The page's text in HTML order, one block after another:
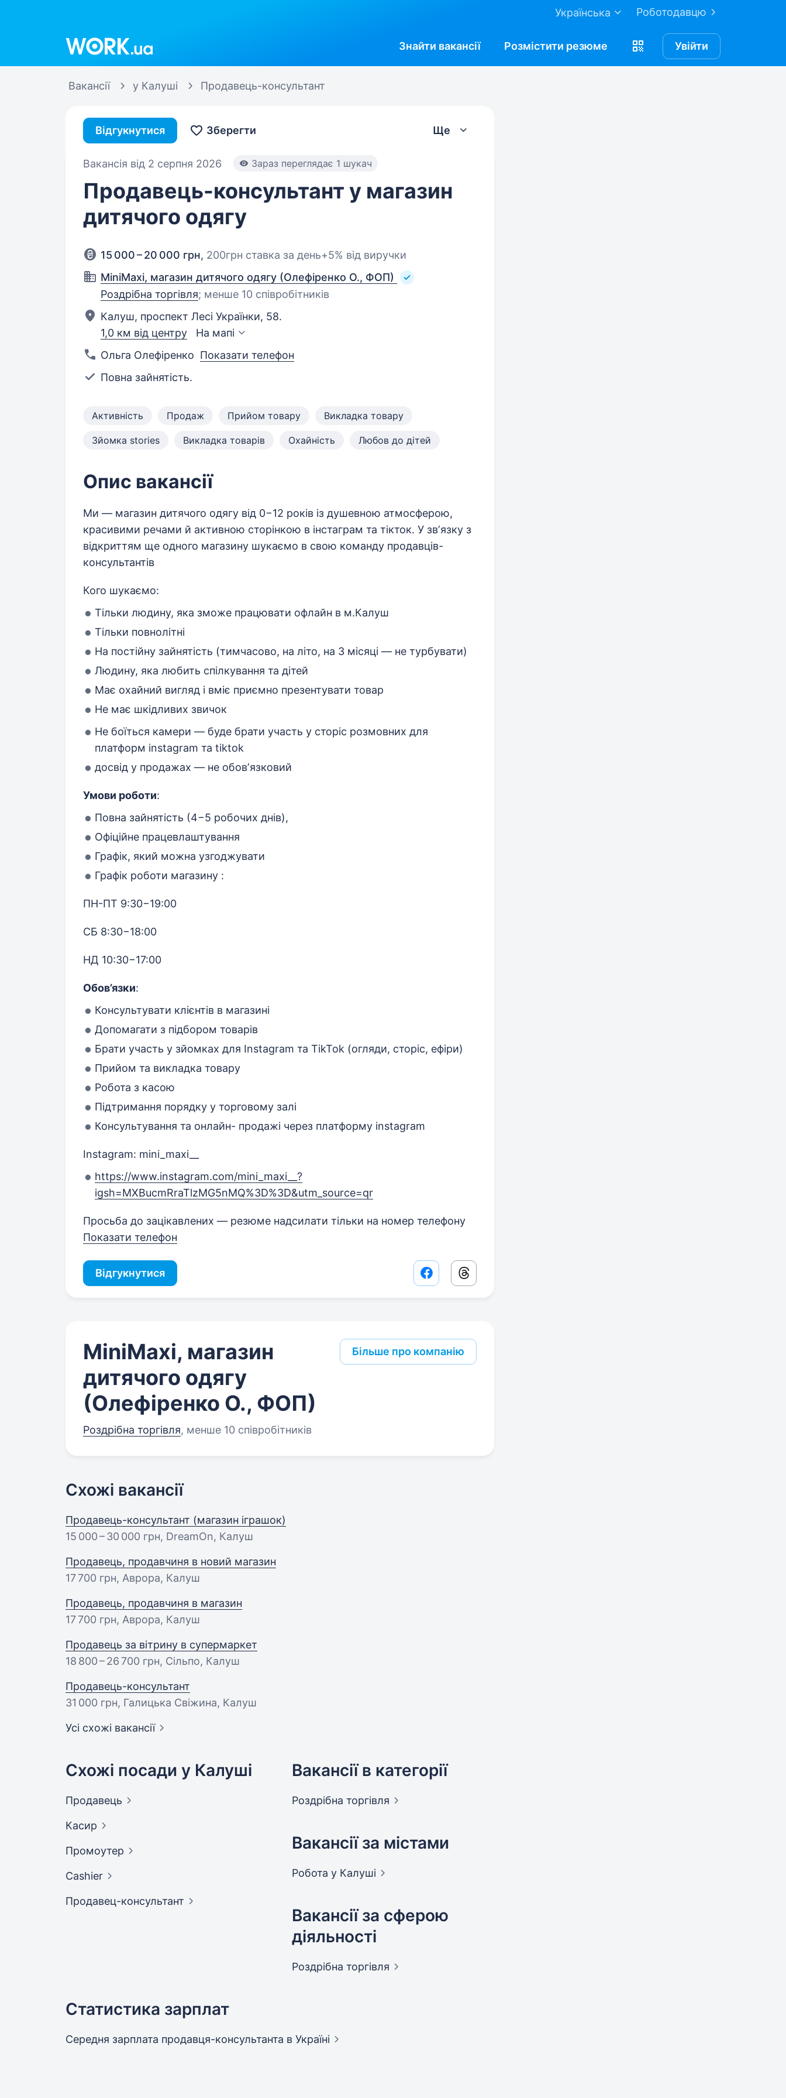
Роботодавцю
Українська
Знайти вакансії Розмістити резюме Увійти
Вакансії у Калуші Продавець-консультант
Відгукнутися Зберегти Ще
Вакансія від 2 серпня 2026 Зараз переглядає 1 шукач
Продавець-консультант у магазин
дитячого одягу
15 000 – 20 000 грн, 200грн ставка за день+5% від виручки
MiniMaxi, магазин дитячого одягу (Олефіренко О., ФОП)
Роздрібна торгівля; менше 10 співробітників
Калуш, проспект Лесі Українки, 58.
1,0 км від центру
На мапі
Ольга Олефіренко Показати телефон
Повна зайнятість.
Активність Продаж Прийом товару Викладка товару
Зйомка stories Викладка товарів Охайність Любов до дітей
Опис вакансії
Ми — магазин дитячого одягу від 0−12 років із душевною атмосферою,
красивими речами й активною сторінкою в інстаграм та тікток. У звʼязку з
відкриттям ще одного магазину шукаємо в свою команду продавців-
консультантів
Кого шукаємо:
Тільки людину, яка зможе працювати офлайн в м.Калуш
Тільки повнолітні
На постійну зайнятість (тимчасово, на літо, на 3 місяці — не турбувати)
Людину, яка любить спілкування та дітей
Має охайний вигляд і вміє приємно презентувати товар
Не має шкідливих звичок
Не боїться камери — буде брати участь у сторіс розмовних для
платформ instagram та tiktok
досвід у продажах — не обовʼязковий
Умови роботи:
Повна зайнятість (4−5 робочих днів),
Офіційне працевлаштування
Графік, який можна узгоджувати
Графік роботи магазину :
ПН-ПТ 9:30−19:00
СБ 8:30−18:00
НД 10:30−17:00
Обов’язки:
Консультувати клієнтів в магазині
Допомагати з підбором товарів
Брати участь у зйомках для Instagram та TikTok (огляди, сторіс, ефіри)
Прийом та викладка товару
Робота з касою
Підтримання порядку у торговому залі
Консультування та онлайн- продажі через платформу instagram
Instagram: mini_maxi__
https://www.instagram.com/mini_maxi__?
igsh=MXBucmRraTlzMG5nMQ%3D%3D&utm_source=qr
Просьба до зацікавлених — резюме надсилати тільки на номер телефону
Показати телефон
Відгукнутися Facebook share link
Threads share link
MiniMaxi, магазин
дитячого одягу
(Олефіренко О., ФОП)
Роздрібна торгівля, менше 10 співробітників
Більше про компанію
Схожі вакансії
Продавець-консультант (магазин іграшок)
15 000 – 30 000 грн, DreamOn, Калуш
Продавець, продавчиня в новий магазин
17 700 грн, Аврора, Калуш
Продавець, продавчиня в магазин
17 700 грн, Аврора, Калуш
Продавець за вітрину в супермаркет
18 800 – 26 700 грн, Сільпо, Калуш
Продавець-консультант
31 000 грн, Галицька Свіжина, Калуш
Усі схожі вакансії
Схожі посади у Калуші
Продавець
Касир
Промоутер
Cashier
Продавец-консультант
Вакансії в категорії
Роздрібна торгівля
Вакансії за містами
Робота у Калуші
Вакансії за сферою
діяльності
Роздрібна торгівля
Статистика зарплат
Середня зарплата продавця-консультанта в Україні